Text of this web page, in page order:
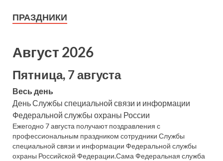
ПРАЗДНИКИ
Август 2026
Пятница, 7 августа
Весь день
День Службы специальной связи и информации
Федеральной службы охраны России
Ежегодно 7 августа получают поздравления с
профессиональным праздником сотрудники Службы
специальной связи и информации Федеральной службы
охраны Российской Федерации.Сама Федеральная служба